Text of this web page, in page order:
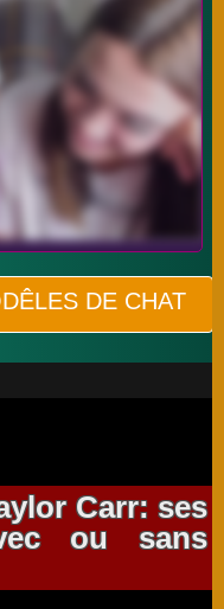
DE CHAT
Carr: ses
ou sans